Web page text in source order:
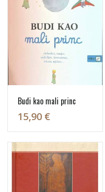
Budi kao mali princ
15,90 €